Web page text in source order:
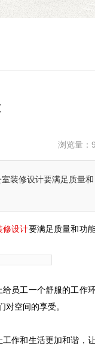
浏览量：
装修设计要满足质量和
修设计要满足质量和功
员工一个舒服的工作环
空间的享受。
作和生活更加和谐，